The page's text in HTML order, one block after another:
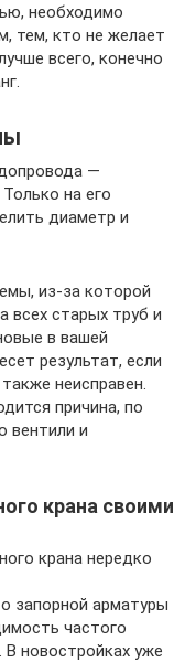
необходимо
тем, кто не желает
всего, конечно
—
на его
диаметр и
из-за которой
всех старых труб и
в вашей
результат, если
неисправен.
причина, по
вентили и
крана своими
крана нередко
запорной арматуры
частого
новостройках уже